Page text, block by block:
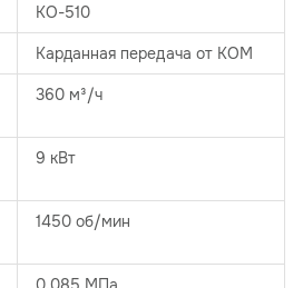
КО-510
Карданная передача от КОМ
360 м³/ч
9 кВт
1450 об/мин